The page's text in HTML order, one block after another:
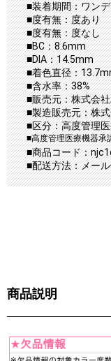
■装着期間：ワン
■度有無：度あり
■度有無：度なし
■BC：8.6mm
■DIA：14.5mm
■着色直径：
■含水率：38%
■販売元：株式会社
■製造販売元：株
■区分：高度管理
■高度管理医療機器
■商品コード：
■配送方法：メー
商品説明